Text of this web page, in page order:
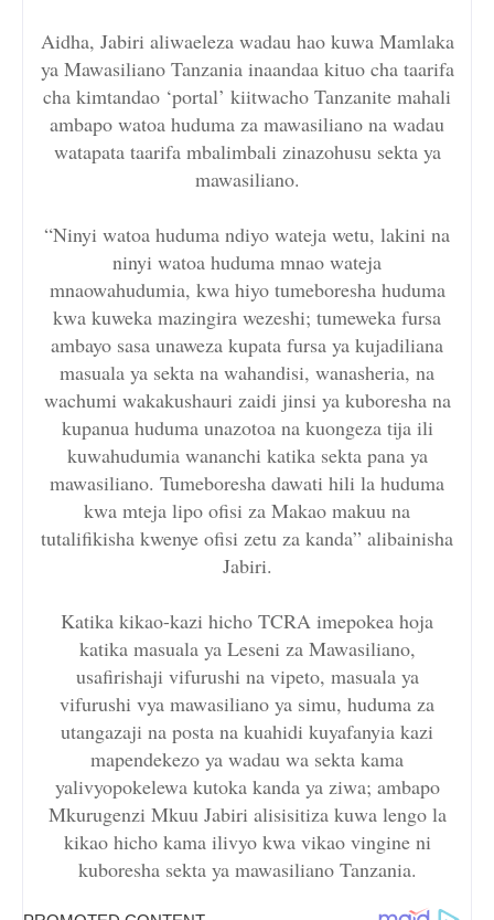
Aidha, Jabiri aliwaeleza wadau hao kuwa Mamlaka
ya Mawasiliano Tanzania inaandaa kituo cha taarifa
cha kimtandao ‘portal’ kiitwacho Tanzanite mahali
ambapo watoa huduma za mawasiliano na wadau
watapata taarifa mbalimbali zinazohusu sekta ya
mawasiliano.
“Ninyi watoa huduma ndiyo wateja wetu, lakini na
ninyi watoa huduma mnao wateja
mnaowahudumia, kwa hiyo tumeboresha huduma
kwa kuweka mazingira wezeshi; tumeweka fursa
ambayo sasa unaweza kupata fursa ya kujadiliana
masuala ya sekta na wahandisi, wanasheria, na
wachumi wakakushauri zaidi jinsi ya kuboresha na
kupanua huduma unazotoa na kuongeza tija ili
kuwahudumia wananchi katika sekta pana ya
mawasiliano. Tumeboresha dawati hili la huduma
kwa mteja lipo ofisi za Makao makuu na
tutalifikisha kwenye ofisi zetu za kanda” alibainisha
Jabiri.
Katika kikao-kazi hicho TCRA imepokea hoja
katika masuala ya Leseni za Mawasiliano,
usafirishaji vifurushi na vipeto, masuala ya
vifurushi vya mawasiliano ya simu, huduma za
utangazaji na posta na kuahidi kuyafanyia kazi
mapendekezo ya wadau wa sekta kama
yalivyopokelewa kutoka kanda ya ziwa; ambapo
Mkurugenzi Mkuu Jabiri alisisitiza kuwa lengo la
kikao hicho kama ilivyo kwa vikao vingine ni
kuboresha sekta ya mawasiliano Tanzania.